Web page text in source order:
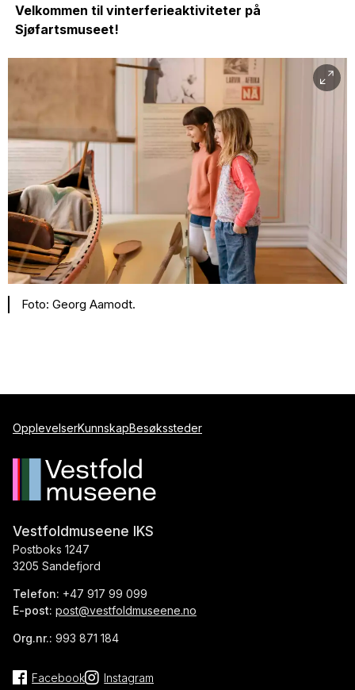
Velkommen til vinterferieaktiviteter på
Sjøfartsmuseet!
Foto: Georg Aamodt.
OpplevelserKunnskapBesøkssteder
Vestfoldmuseene IKS
Postboks 1247
3205 Sandefjord
Telefon: +47 917 99 099
E-post: post@vestfoldmuseene.no
Org.nr.: 993 871 184
Facebook Instagram